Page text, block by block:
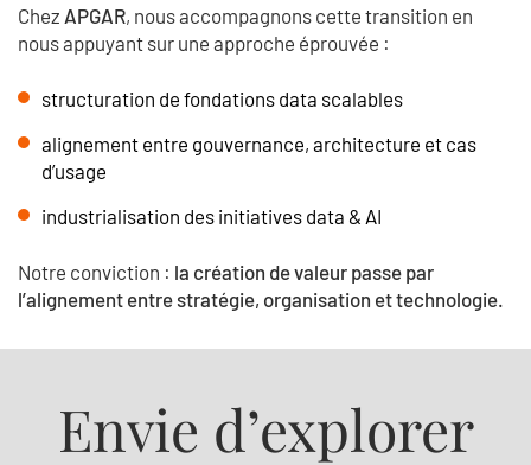
Chez APGAR, nous accompagnons cette transition en
nous appuyant sur une approche éprouvée :
structuration de fondations data scalables
alignement entre gouvernance, architecture et cas
d’usage
industrialisation des initiatives data & AI
Notre conviction : la création de valeur passe par
l’alignement entre stratégie, organisation et technologie.
Envie d’explorer